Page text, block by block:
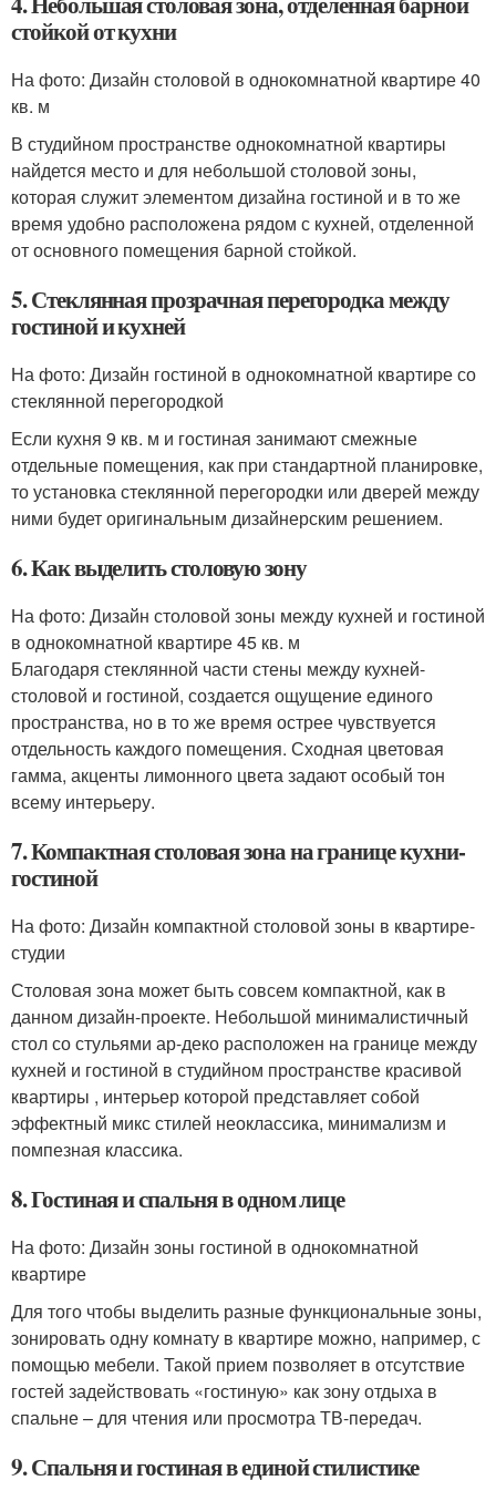
стойкой от кухни
На фото: Дизайн столовой в однокомнатной квартире 40
кв. м
В студийном пространстве однокомнатной квартиры
найдется место и для небольшой столовой зоны,
которая служит элементом дизайна гостиной и в то же
время удобно расположена рядом с кухней, отделенной
от основного помещения барной стойкой.
5. Стеклянная прозрачная перегородка между
гостиной и кухней
На фото: Дизайн гостиной в однокомнатной квартире со
стеклянной перегородкой
Если кухня 9 кв. м и гостиная занимают смежные
отдельные помещения, как при стандартной планировке,
то установка стеклянной перегородки или дверей между
ними будет оригинальным дизайнерским решением.
6. Как выделить столовую зону
На фото: Дизайн столовой зоны между кухней и гостиной
в однокомнатной квартире 45 кв. м
Благодаря стеклянной части стены между кухней-
столовой и гостиной, создается ощущение единого
пространства, но в то же время острее чувствуется
отдельность каждого помещения. Сходная цветовая
гамма, акценты лимонного цвета задают особый тон
всему интерьеру.
7. Компактная столовая зона на границе кухни-
гостиной
На фото: Дизайн компактной столовой зоны в квартире-
студии
Столовая зона может быть совсем компактной, как в
данном дизайн-проекте. Небольшой минималистичный
стол со стульями ар-деко расположен на границе между
кухней и гостиной в студийном пространстве красивой
квартиры , интерьер которой представляет собой
эффектный микс стилей неоклассика, минимализм и
помпезная классика.
8. Гостиная и спальня в одном лице
На фото: Дизайн зоны гостиной в однокомнатной
квартире
Для того чтобы выделить разные функциональные зоны,
зонировать одну комнату в квартире можно, например, с
помощью мебели. Такой прием позволяет в отсутствие
гостей задействовать «гостиную» как зону отдыха в
спальне – для чтения или просмотра ТВ-передач.
9. Спальня и гостиная в единой стилистике